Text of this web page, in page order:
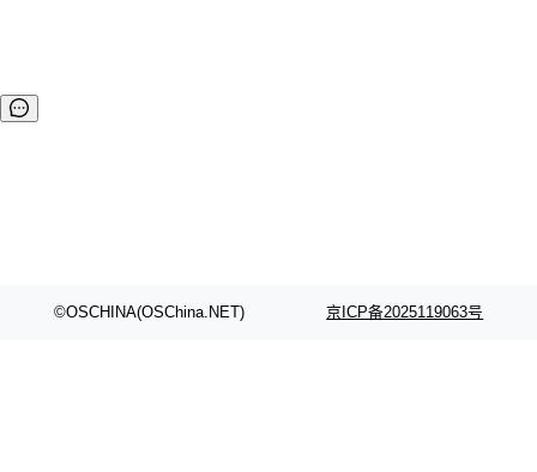
©OSCHINA(OSChina.NET) 京ICP备2025119063号